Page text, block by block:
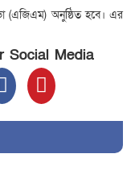
(এজিএম) অনুষ্ঠিত হবে। এর
Social Media